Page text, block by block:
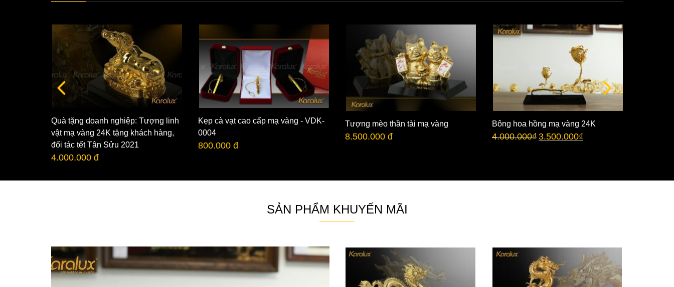
Quà tặng doanh nghiệp: Tượng linh
vật mạ vàng 24K tặng khách hàng,
đối tác tết Tân Sửu 2021
4.000.000 đ
Kẹp cà vạt cao cấp mạ vàng - VDK-
0004
800.000 đ
Tượng mèo thần tài mạ vàng
8.500.000 đ
Bông hoa hồng mạ vàng 24K
4.000.000₫ 3.500.000₫
SẢN PHẨM KHUYẾN MÃI